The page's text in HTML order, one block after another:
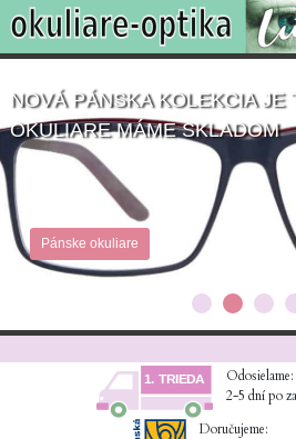
NOVÁ PÁNSKA KOLEKCIA JE
OKULIARE MÁME SKLADOM
Pánske okuliare
Odosielame:
2-5 dní po
Doručujeme: